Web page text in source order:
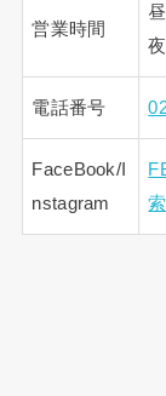
営業時間
電話番号
FaceBook/I
nstagram
索